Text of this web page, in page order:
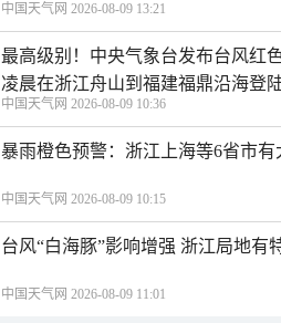
中国天气网 2026-08-09 13:21
最高级别！中央气象台发布台风红
凌晨在浙江舟山到福建福鼎沿海登
中国天气网 2026-08-09 10:36
暴雨橙色预警：浙江上海等6省市
中国天气网 2026-08-09 10:15
台风“白海豚”影响增强 浙江局地有
中国天气网 2026-08-09 11:01